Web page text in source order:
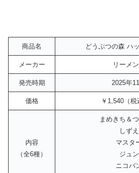
商品名 どうぶつの森 ハ
メーカー リーメ
発売時期 2025年
価格 ￥1,540（税
内容
（全6種）
まめきち＆
しずえ
マスタ
ジュン
ニコバ